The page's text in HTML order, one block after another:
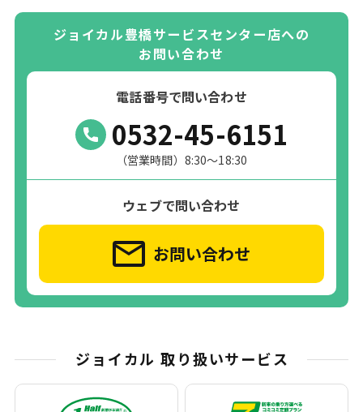
ジョイカル豊橋サービスセンター店への
お問い合わせ
電話番号で問い合わせ
0532-45-6151
（営業時間）8:30～18:30
ウェブで問い合わせ
お問い合わせ
ジョイカル 取り扱いサービス